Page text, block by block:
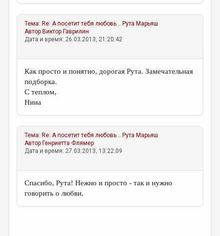
Тема: Re: А посетит тебя любовь… Рута Марьяш
Автор Виктор Гаврилин
Дата и время: 26.03.2013, 21:20:42
Как просто и понятно, дорогая Рута. Замечательная
подборка.
С теплом,
Нина
Тема: Re: А посетит тебя любовь… Рута Марьяш
Автор Генриетта Флямер
Дата и время: 27.03.2013, 13:22:09
Спасибо, Рута! Нежно и просто - так и нужно
говорить о любви.